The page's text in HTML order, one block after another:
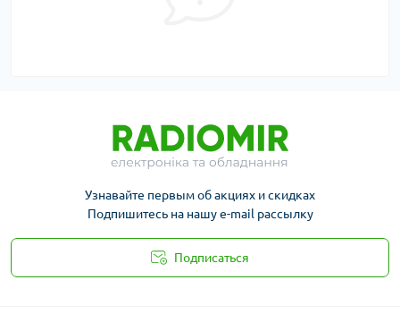
Узнавайте первым об акциях и скидках
Подпишитесь на нашу e-mail рассылку
Подписаться